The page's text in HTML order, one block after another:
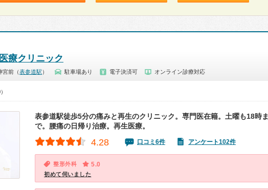
療クリニック
宮前（表参道駅 ） 駐車場あり 電子決済可 オンライン診療対応
表参道駅徒歩5分の痛みと再生のクリニック。専門医在籍。土曜も18時ま
で。腰痛の日帰り治療。再生医療。
4.28 口コミ6件 アンケート102件
整形外科 5.0
初めて伺いました